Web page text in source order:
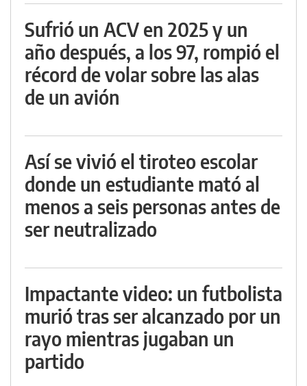
Sufrió un ACV en 2025 y un
año después, a los 97, rompió el
récord de volar sobre las alas
de un avión
Así se vivió el tiroteo escolar
donde un estudiante mató al
menos a seis personas antes de
ser neutralizado
Impactante video: un futbolista
murió tras ser alcanzado por un
rayo mientras jugaban un
partido